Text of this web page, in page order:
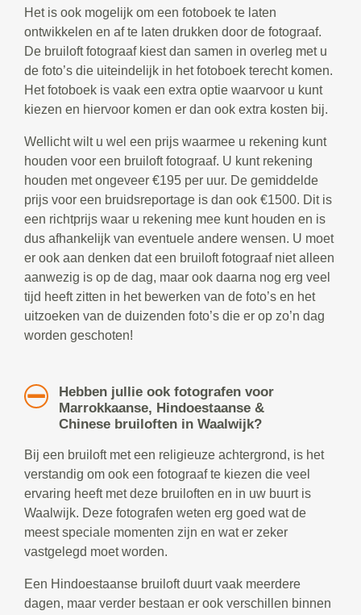
Het is ook mogelijk om een fotoboek te laten
ontwikkelen en af te laten drukken door de fotograaf.
De bruiloft fotograaf kiest dan samen in overleg met u
de foto’s die uiteindelijk in het fotoboek terecht komen.
Het fotoboek is vaak een extra optie waarvoor u kunt
kiezen en hiervoor komen er dan ook extra kosten bij.
Wellicht wilt u wel een prijs waarmee u rekening kunt
houden voor een bruiloft fotograaf. U kunt rekening
houden met ongeveer €195 per uur. De gemiddelde
prijs voor een bruidsreportage is dan ook €1500. Dit is
een richtprijs waar u rekening mee kunt houden en is
dus afhankelijk van eventuele andere wensen. U moet
er ook aan denken dat een bruiloft fotograaf niet alleen
aanwezig is op de dag, maar ook daarna nog erg veel
tijd heeft zitten in het bewerken van de foto’s en het
uitzoeken van de duizenden foto’s die er op zo’n dag
worden geschoten!
Hebben jullie ook fotografen voor
Marrokkaanse, Hindoestaanse &
Chinese bruiloften in Waalwijk?
Bij een bruiloft met een religieuze achtergrond, is het
verstandig om ook een fotograaf te kiezen die veel
ervaring heeft met deze bruiloften en in uw buurt is
Waalwijk. Deze fotografen weten erg goed wat de
meest speciale momenten zijn en wat er zeker
vastgelegd moet worden.
Een Hindoestaanse bruiloft duurt vaak meerdere
dagen, maar verder bestaan er ook verschillen binnen